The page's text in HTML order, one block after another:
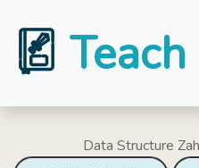
Teach
Data Structure